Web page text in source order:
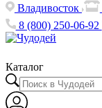
Владивосток
8 (800) 250-06-92
Каталог